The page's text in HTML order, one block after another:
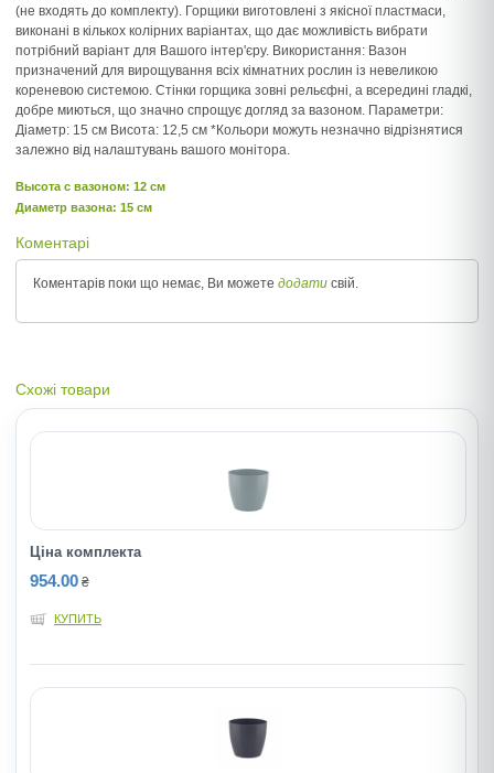
(не входять до комплекту). Горщики виготовлені з якісної пластмаси,
виконані в кількох колірних варіантах, що дає можливість вибрати
потрібний варіант для Вашого інтер'єру. Використання: Вазон
призначений для вирощування всіх кімнатних рослин із невеликою
кореневою системою. Стінки горщика зовні рельєфні, а всередині гладкі,
добре миються, що значно спрощує догляд за вазоном. Параметри:
Діаметр: 15 см Висота: 12,5 см *Кольори можуть незначно відрізнятися
залежно від налаштувань вашого монітора.
Высота c вазоном: 12 см
Диаметр вазона: 15 см
Коментарі
Коментарів поки що немає, Ви можете додати свій.
Схожі товари
Ціна комплекта
954.00 ₴
КУПИТЬ